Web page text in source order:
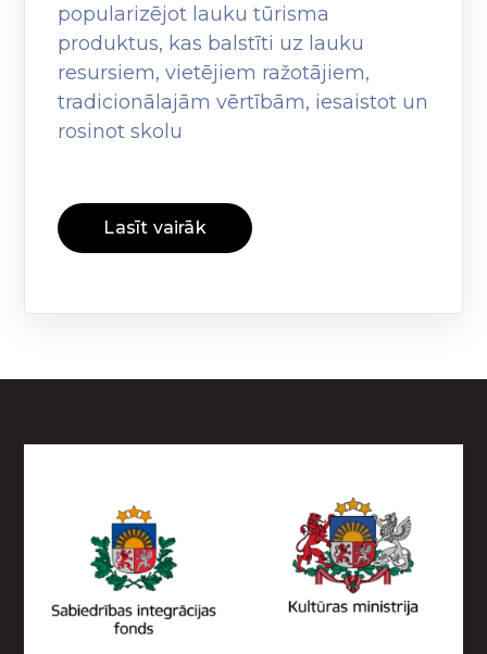
popularizējot lauku tūrisma
produktus, kas balstīti uz lauku
resursiem, vietējiem ražotājiem,
tradicionālajām vērtībām, iesaistot un
rosinot skolu
Lasīt vairāk